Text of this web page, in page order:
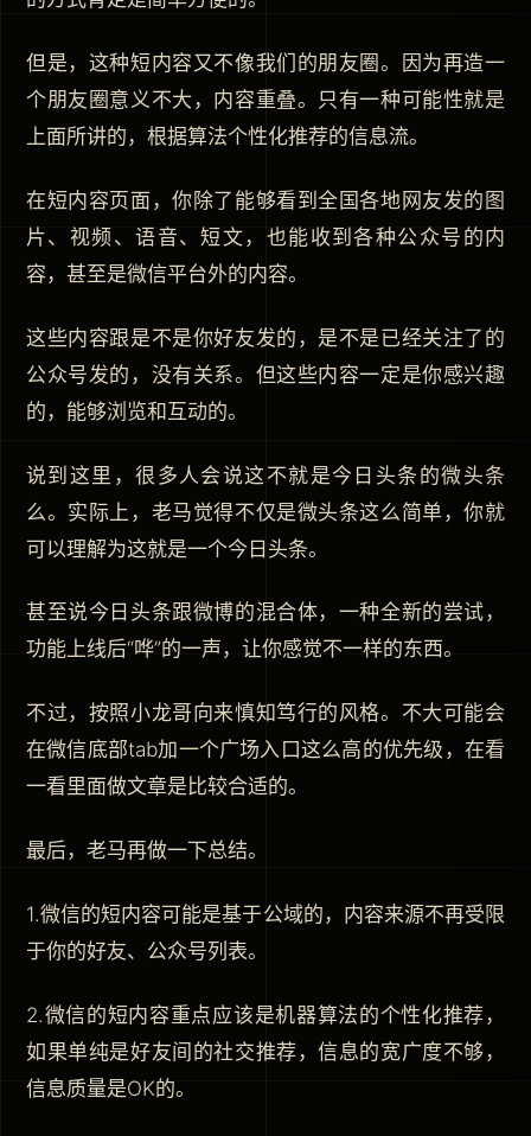
但是，这种短内容又不像我们的朋友圈。因为再造一
个朋友圈意义不大，内容重叠。只有一种可能性就是
上面所讲的，根据算法个性化推荐的信息流。
在短内容页面，你除了能够看到全国各地网友发的图
片、视频、语音、短文，也能收到各种公众号的内
容，甚至是微信平台外的内容。
这些内容跟是不是你好友发的，是不是已经关注了的
公众号发的，没有关系。但这些内容一定是你感兴趣
的，能够浏览和互动的。
说到这里，很多人会说这不就是今日头条的微头条
么。实际上，老马觉得不仅是微头条这么简单，你就
可以理解为这就是一个今日头条。
甚至说今日头条跟微博的混合体，一种全新的尝试，
功能上线后“哗”的一声，让你感觉不一样的东西。
不过，按照小龙哥向来慎知笃行的风格。不大可能会
在微信底部tab加一个广场入口这么高的优先级，在看
一看里面做文章是比较合适的。
最后，老马再做一下总结。
1.微信的短内容可能是基于公域的，内容来源不再受限
于你的好友、公众号列表。
2.微信的短内容重点应该是机器算法的个性化推荐，
如果单纯是好友间的社交推荐，信息的宽广度不够，
信息质量是OK的。